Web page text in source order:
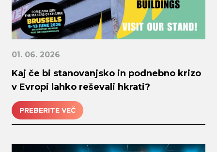
01. 06. 2026
Kaj če bi stanovanjsko in podnebno krizo
v Evropi lahko reševali hkrati?
PREBERITE VEČ